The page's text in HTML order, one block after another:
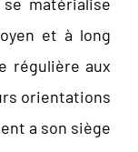
et à long
régulière aux
orientations
a son siège